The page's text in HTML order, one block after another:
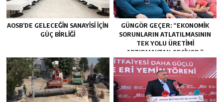
AOSB’DE GELECEĞIN SANAYISI İÇIN
GÜÇ BIRLIĞI
GÜNGÖR GEÇER: “EKONOMIK
SORUNLARIN ATLATILMASININ
TEK YOLU ÜRETIMI
ARTIRMAKTAN GEÇIYOR.”